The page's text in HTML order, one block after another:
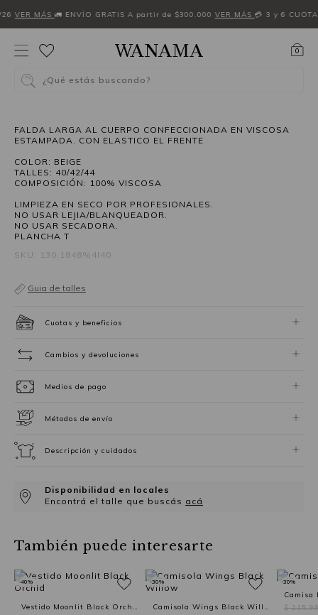
VER MÁS 🚛 ENVÍO GRATIS A partir de $300.000 VER MÁS 💳 3 y 6
0
¿Qué estás buscando?
FALDA LARGA AL CUERPO CONFECCIONADA EN VISCOSA
ESTAMPADA. CON ELASTICO EL FRENTE
COLOR: BEIGE
TALLES: 40/42/44
COMPOSICIÓN: 100% VISCOSA
LIMPIEZA EN SECO POR PROFESIONALES.
NO USAR LEJIA/BLANQUEADOR.
NO USAR SECADORA.
PLANCHA T
SKU: 130.1848%4I40
Guia de talles
Cuotas y beneficios
Cambios y devoluciones
Medios de pago
Métodos de envío
Descripción y cuidados
Disponibilidad en locales
Encontrá el talle que buscás acá
También puede interesarte
-40% -30%
Camisa
$
-30%